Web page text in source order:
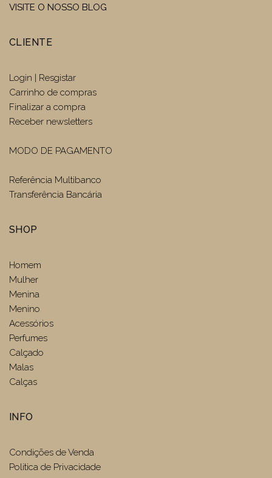
VISITE O NOSSO BLOG
CLIENTE
Login | Resgistar
Carrinho de compras
Finalizar a compra
Receber newsletters
MODO DE PAGAMENTO
Referência Multibanco
Transferência Bancária
SHOP
Homem
Mulher
Menina
Menino
Acessórios
Perfumes
Calçado
Malas
Calças
INFO
Condições de Venda
Politica de Privacidade